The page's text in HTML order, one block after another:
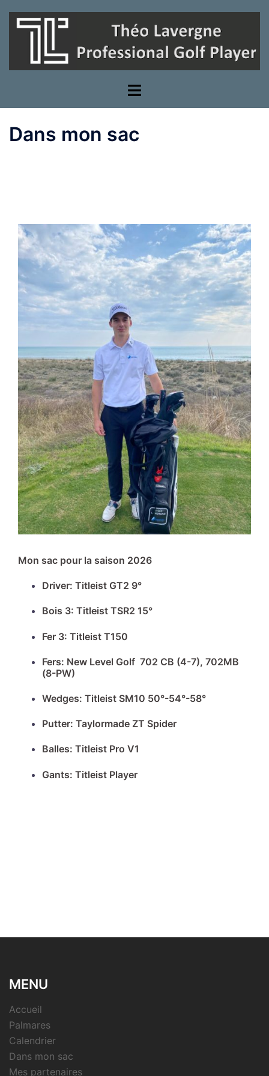
Dans mon sac
Mon sac pour la saison 2026
Driver: Titleist GT2 9°
Bois 3: Titleist TSR2 15°
Fer 3: Titleist T150
Fers: New Level Golf 702 CB (4-7), 702MB
(8-PW)
Wedges: Titleist SM10 50°-54°-58°
Putter: Taylormade ZT Spider
Balles: Titleist Pro V1
Gants: Titleist Player
MENU
Accueil
Palmares
Calendrier
Dans mon sac
Mes partenaires